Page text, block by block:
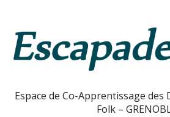
Espace de Co-Apprentissage des
Folk –